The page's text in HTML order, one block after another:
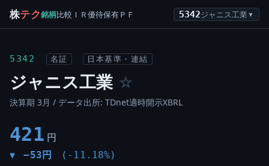
株テク銘柄比較 ＩＲ優待保有ＰＦ 5342ジャニス工業 ▼
5342 名証 日本基準・連結
ジャニス工業 ☆
決算期 3月 / データ出所: TDnet適時開示XBRL
421 円
▼ −53円 (-11.18%)